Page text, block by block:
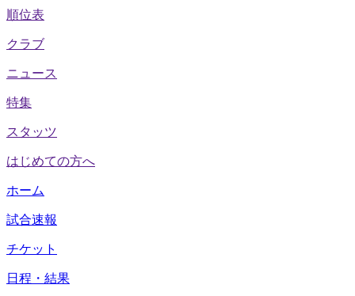
順位表
クラブ
ニュース
特集
スタッツ
はじめての方へ
ホーム
試合速報
チケット
日程・結果